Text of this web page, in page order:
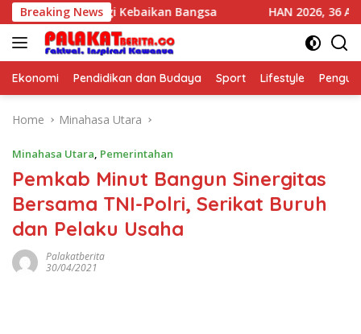
Skip
to
content
Breaking News
Bagi Kebaikan Bangsa HAN 2026, 36 Anak
Ekonomi Pendidikan dan Budaya Sport Lifestyle
Home Minahasa Utara
Minahasa Utara, Pemerintahan
Pemkab Minut Bangun Sinergitas
Bersama TNI-Polri, Serikat Buruh
dan Pelaku Usaha
Palakatberita
30/04/2021